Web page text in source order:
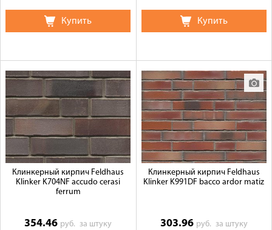
Купить Купить
Клинкерный кирпич Feldhaus
Klinker K704NF accudo cerasi
ferrum
354.46 руб.за штуку
Клинкерный кирпич Feldhaus
Klinker K991DF bacco ardor matiz
303.96 руб. за штуку